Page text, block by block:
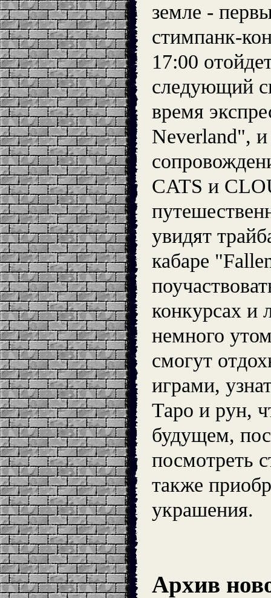
земле -
стимпанк-
17:00
следующий
время
Neverland",
CATS и
увидят
кабаре
конкурсах и
немного
смогут
играми,
Таро и рун,
будущем,
посмотреть
также
украшения.
Архив